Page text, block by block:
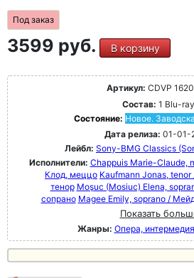
Под заказ
3599 руб. В корзину
Артикул: CDVP
Состав: 1 Blu-ray
Состояние: Новое.
Дата релиза: 01-01-
Лейбл: Sony-BMG Classics
Исполнители: Chappuis Marie-
Клод, меццо Kaufmann Jonas,
тенор Moşuc (Mosiuc) Elena,
сопрано Magee Emily, soprano /
Показать
Жанры: Опера,